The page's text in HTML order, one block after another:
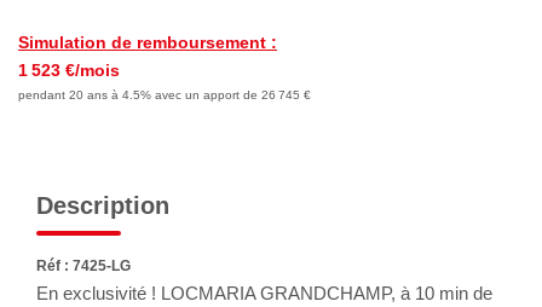
Simulation de remboursement :
1 523 €/mois
pendant 20 ans à 4.5% avec un apport de 26 745 €
Description
Réf : 7425-LG
En exclusivité ! LOCMARIA GRANDCHAMP, à 10 min de